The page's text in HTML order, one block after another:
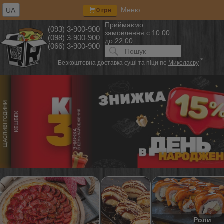
(093) 3-900-900
(098) 3-900-900
(066) 3-900-900
Приймаємо
замовлення с 10:00
до 22:00
Искать:ПОИСК
0 грн Меню
Безкоштовна доставка суші та піци по Миколаєву *
UA
Роли